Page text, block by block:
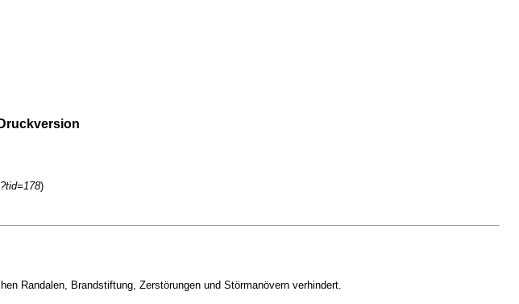
)
Randalen, Brandstiftung, Zerstörungen und Störmanövern verhindert.